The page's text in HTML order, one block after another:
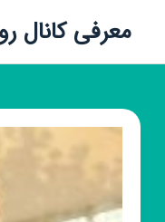
معرفی کانال